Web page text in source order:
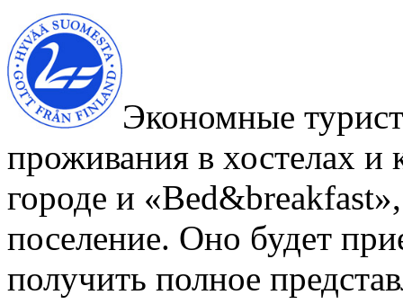
Экономные
проживания в хостелах и
городе и
поселение. Оно будет
получить полное